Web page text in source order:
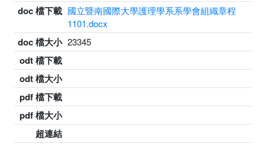
doc 檔下載 國立暨南國際大學護理學系系學會組織章程
1101.docx
doc 檔大小 23345
odt 檔下載
odt 檔大小
pdf 檔下載
pdf 檔大小
超連結